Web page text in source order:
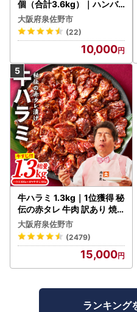
個（合計3.6kg）｜ハンバ
ーグ 訳あり 黒毛和牛×なに
わポーク
大阪府泉佐野市
(22)
10,000
牛ハラミ 1.3kg｜1位獲得 秘
伝の赤タレ 牛肉 訳あり 焼
肉 BBQ
大阪府泉佐野市
(2479)
15,000
ランキング